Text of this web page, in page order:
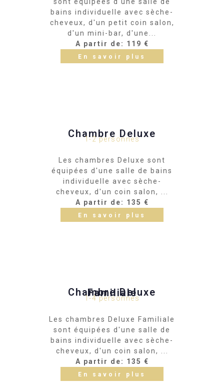
bains individuelle avec sèche-
cheveux, d'un petit coin salon,
d'un mini-bar, d'une...
A partir de: 119 €
En savoir plus
Chambre Deluxe
1-2 personnes
Les chambres Deluxe sont
équipées d'une salle de bains
individuelle avec sèche-
cheveux, d'un coin salon, ...
A partir de: 135 €
En savoir plus
Chambre Deluxe Familiale
1-4 personnes
Les chambres Deluxe Familiale
sont équipées d'une salle de
bains individuelle avec sèche-
cheveux, d'un coin salon, ...
A partir de: 135 €
En savoir plus